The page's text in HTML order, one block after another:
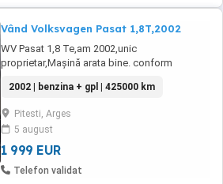
Vând Volksvagen Pasat 1,8T,2002
WV Pasat 1,8 Te,am 2002,unic
proprietar,Mașină arata bine. conform
valabil,dotare cu gaz și benzina,consum gaz
7 100,an 2002
2002 | benzina + gpl | 425000 km
Pitesti, Arges
5 august
1 999 EUR
Telefon validat